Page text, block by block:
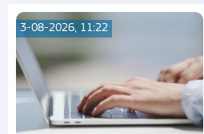
3-08-2026, 11:22